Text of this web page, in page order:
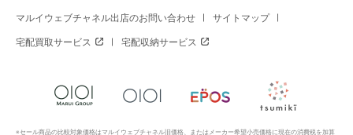
マルイウェブチャネル出店のお問い合わせ サイトマップ
宅配買取サービス 宅配収納サービス
※セール商品の比較対象価格はマルイウェブチャネル旧価格、またはメーカー希望小売価格に現在の消費税を加算